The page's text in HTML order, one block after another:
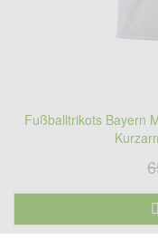
Fußballtrikots Bayern